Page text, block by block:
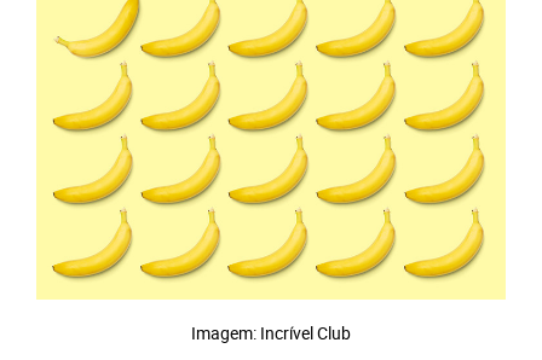
Imagem: Incrível Club